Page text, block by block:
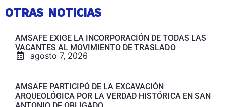
OTRAS NOTICIAS
AMSAFE EXIGE LA INCORPORACIÓN DE TODAS LAS
VACANTES AL MOVIMIENTO DE TRASLADO
agosto 7, 2026
AMSAFE PARTICIPÓ DE LA EXCAVACIÓN
ARQUEOLÓGICA POR LA VERDAD HISTÓRICA EN SAN